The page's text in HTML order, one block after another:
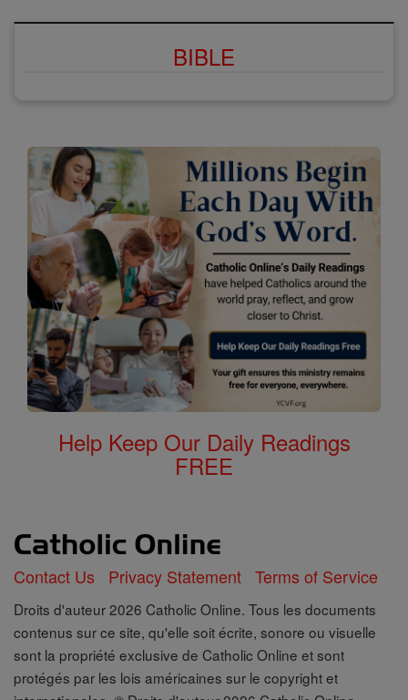
BIBLE
Help Keep Our Daily Readings
FREE
Contact Us Privacy Statement Terms of Service
Droits d'auteur 2026 Catholic Online. Tous les documents
contenus sur ce site, qu'elle soit écrite, sonore ou visuelle
sont la propriété exclusive de Catholic Online et sont
protégés par les lois américaines sur le copyright et